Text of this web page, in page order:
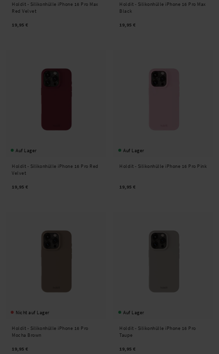
Holdit - Silikonhülle iPhone 16 Pro Max
Red Velvet
19,95 €
Holdit - Silikonhülle iPhone 16 Pro Max
Black
19,95 €
Auf Lager
Holdit - Silikonhülle iPhone 16 Pro Red
Velvet
19,95 €
Auf Lager
Holdit - Silikonhülle iPhone 16 Pro Pink
19,95 €
Nicht auf Lager
Holdit - Silikonhülle iPhone 16 Pro
Mocha Brown
19,95 €
Auf Lager
Holdit - Silikonhülle iPhone 16 Pro
Taupe
19,95 €